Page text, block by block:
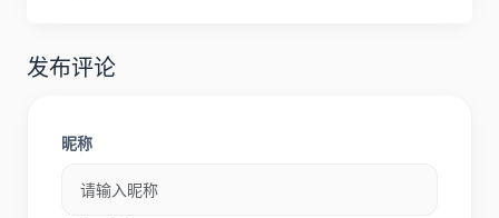
发布评论
昵称